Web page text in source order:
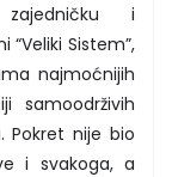
i
Sistem”,
najmoćnijih
samoodrživih
Pokret nije bio
i svakoga, a